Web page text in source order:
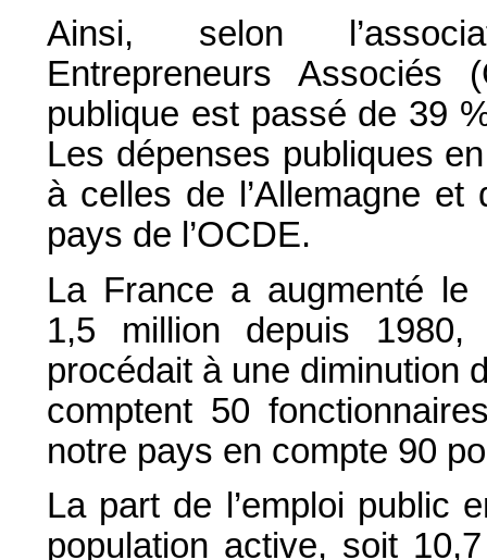
Ainsi, selon
Entrepreneurs
publique est passé de 39
Les dépenses publiques
à celles de l’Allemagne
pays de l’OCDE.
La France a augmenté le
1,5 million depuis 1980,
procédait à une diminution
comptent 50
notre pays en compte 90
La part de l’emploi public
population active, soit